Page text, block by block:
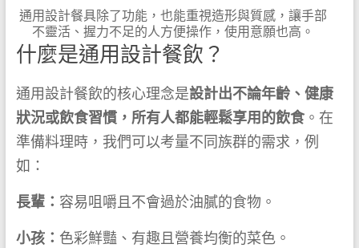
通用設計餐具除了功能，也能重視造形與質感，讓手部
不靈活、握力不足的人方便操作，使用意願也高。
什麼是通用設計餐飲？
通用設計餐飲的核心理念是設計出不論年齡、健康
狀況或飲食習慣，所有人都能輕鬆享用的飲食。在
準備料理時，我們可以考量不同族群的需求，例
如：
長輩： 容易咀嚼且不會過於油膩的食物。
小孩： 色彩鮮豔、有趣且營養均衡的菜色。